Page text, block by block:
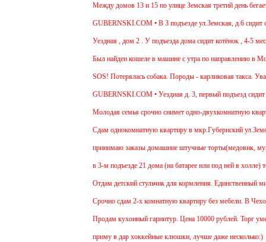
Между домов 13 и 15 по улице Земская третий день
GUBERNSKI.COM • В 3 подъезде ул.Земская, д.6 сидит
Уездная , дом 2 . У подъезда дома сидит котёнок , 4-5
Был найден кошеле в машине с утра по направлению в
SOS! Потерялась собака. Породы - карликовая такса.
GUBERNSKI.COM • Уездная д. 3, первый подъезд
Молодая семья срочно снимет одно-двухкомнатную
Cдам однокомнатную квартиру в мкр.Губернский
принимаю заказы домашние штучные торты(медовик,
в 3-м подъезде 21 дома (на батарее или под ней в холле)
Отдам детский стульчик для кормления. Единственный
Срочно сдам 2-х комнатную квартиру без мебели. В
Продам кухонный гарнитур. Цена 10000 рублей. Торг
приму в дар хоккейные клюшки, лучше даже несколько:)